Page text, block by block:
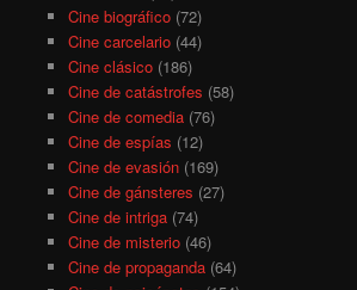
Cine biográfico(72)
Cine carcelario(44)
Cine clásico(186)
Cine de catástrofes (58)
Cine de comedia(76)
Cine de espías (12)
Cine de evasión(169)
Cine de gánsteres (27)
Cine de intriga(74)
Cine de misterio(46)
Cine de propaganda(64)